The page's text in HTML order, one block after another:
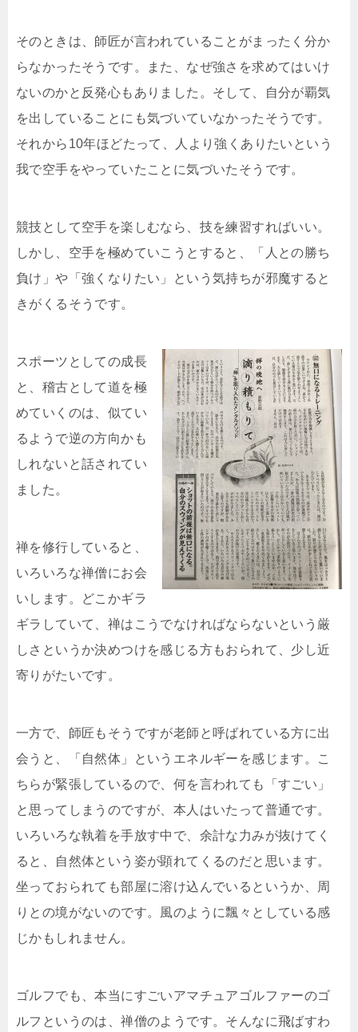
そのときは、師匠が言われていることがまったく分か
らなかったそうです。また、なぜ強さを求めてはいけ
ないのかと反発心もありました。そして、自分が覇気
を出していることにも気づいていなかったそうです。
それから10年ほどたって、人より強くありたいという
我で空手をやっていたことに気づいたそうです。
競技として空手を楽しむなら、技を練習すればいい。
しかし、空手を極めていこうとすると、「人との勝ち
負け」や「強くなりたい」という気持ちが邪魔すると
きがくるそうです。
スポーツとしての成長
と、稽古として道を極
めていくのは、似てい
るようで逆の方向かも
しれないと話されてい
ました。
禅を修行していると、
いろいろな禅僧にお会
いします。どこかギラ
ギラしていて、禅はこうでなければならないという厳
しさというか決めつけを感じる方もおられて、少し近
寄りがたいです。
一方で、師匠もそうですが老師と呼ばれている方に出
会うと、「自然体」というエネルギーを感じます。こ
ちらが緊張しているので、何を言われても「すごい」
と思ってしまうのですが、本人はいたって普通です。
いろいろな執着を手放す中で、余計な力みが抜けてく
ると、自然体という姿が顕れてくるのだと思います。
坐っておられても部屋に溶け込んでいるというか、周
りとの境がないのです。風のように飄々としている感
じかもしれません。
ゴルフでも、本当にすごいアマチュアゴルファーのゴ
ルフというのは、禅僧のようです。そんなに飛ばすわ